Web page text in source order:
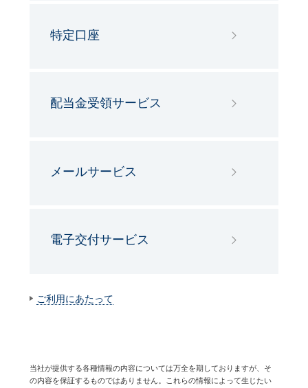
特定口座
配当金受領サービス
メールサービス
電子交付サービス
ご利用にあたって
当社が提供する各種情報の内容については万全を期しておりますが、そ
の内容を保証するものではありません。これらの情報によって生じたい